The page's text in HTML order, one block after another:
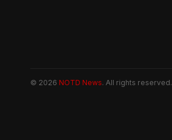
© 2026 NOTD News. All rights reserved.